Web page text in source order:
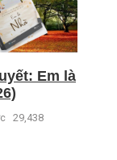
Em là
29,438